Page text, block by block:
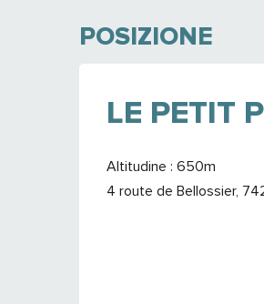
POSIZIONE
LE PETIT
Altitudine : 650m
4 route de Bellossier,